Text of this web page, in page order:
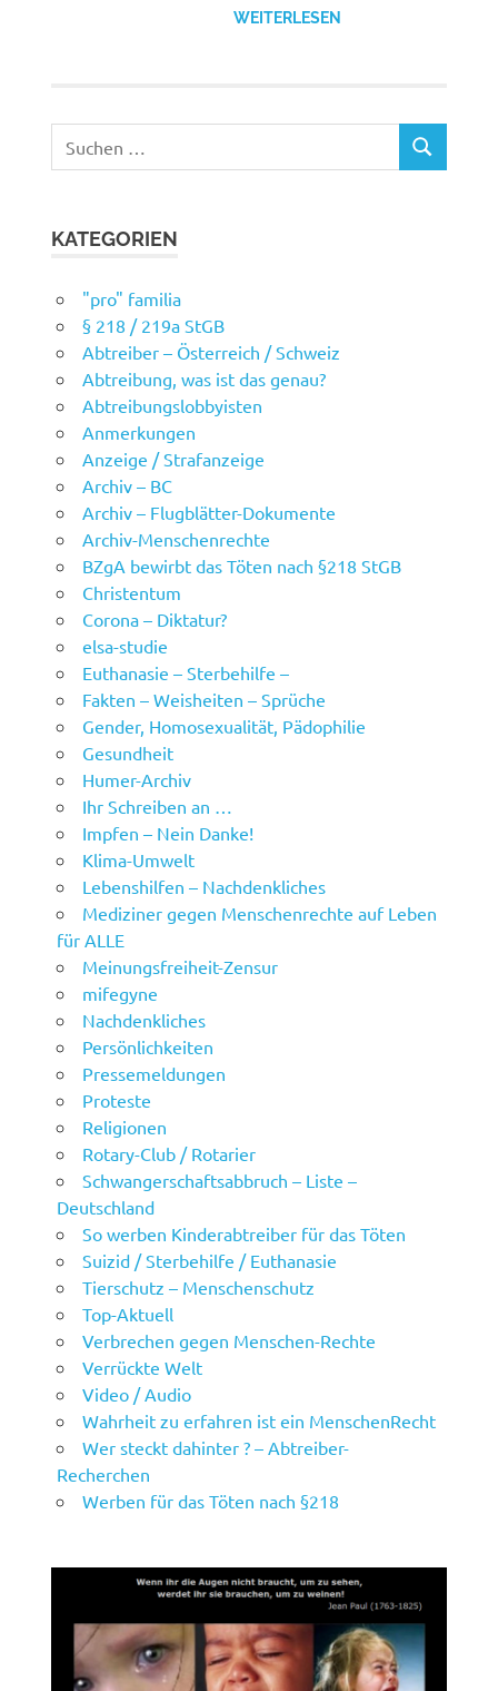
WEITERLESEN
nach:
SUCHEN
KATEGORIEN
"pro" familia
§ 218 / 219a StGB
Abtreiber – Österreich / Schweiz
Abtreibung, was ist das genau?
Abtreibungslobbyisten
Anmerkungen
Anzeige / Strafanzeige
Archiv – BC
Archiv – Flugblätter-Dokumente
Archiv-Menschenrechte
BZgA bewirbt das Töten nach §218 StGB
Christentum
Corona – Diktatur?
elsa-studie
Euthanasie – Sterbehilfe –
Fakten – Weisheiten – Sprüche
Gender, Homosexualität, Pädophilie
Gesundheit
Humer-Archiv
Ihr Schreiben an …
Impfen – Nein Danke!
Klima-Umwelt
Lebenshilfen – Nachdenkliches
Mediziner gegen Menschenrechte auf Leben
für ALLE
Meinungsfreiheit-Zensur
mifegyne
Nachdenkliches
Persönlichkeiten
Pressemeldungen
Proteste
Religionen
Rotary-Club / Rotarier
Schwangerschaftsabbruch – Liste –
Deutschland
So werben Kinderabtreiber für das Töten
Suizid / Sterbehilfe / Euthanasie
Tierschutz – Menschenschutz
Top-Aktuell
Verbrechen gegen Menschen-Rechte
Verrückte Welt
Video / Audio
Wahrheit zu erfahren ist ein MenschenRecht
Wer steckt dahinter ? – Abtreiber-
Recherchen
Werben für das Töten nach §218